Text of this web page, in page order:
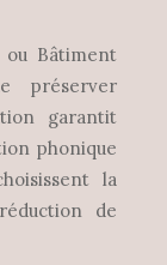
ou Bâtiment
préserver
garantit
phonique
la
de